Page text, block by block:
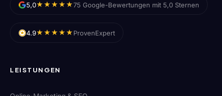
5,0★★★★★75 Google-Bewertungen mit 5,0 Sternen
4.9★★★★★ProvenExpert
LEISTUNGEN